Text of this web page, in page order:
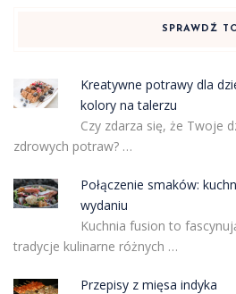
SPRAWDŹ
Kreatywne potrawy dla
kolory na talerzu
Czy zdarza się, że Twoje
zdrowych potraw? …
Połączenie smaków:
wydaniu
Kuchnia fusion to
tradycje kulinarne różnych …
Przepisy z mięsa indyka